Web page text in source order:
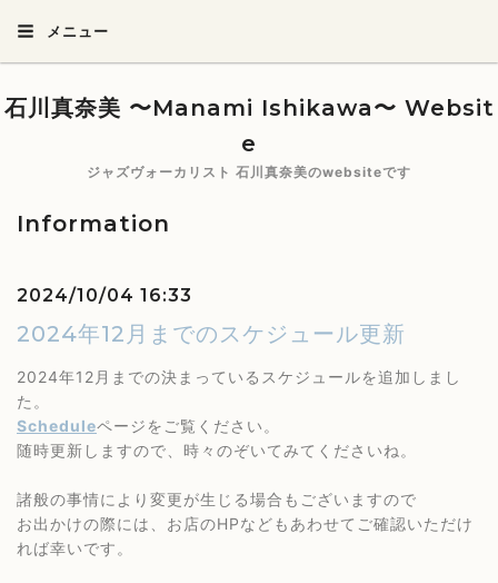
メニュー
石川真奈美 〜Manami Ishikawa〜 Websit
e
ジャズヴォーカリスト 石川真奈美のwebsiteです
Information
2024/10/04 16:33
2024年12月までのスケジュール更新
2024年12月までの決まっているスケジュールを追加しまし
た。
Scheduleページをご覧ください。
随時更新しますので、時々のぞいてみてくださいね。
諸般の事情により変更が生じる場合もございますので
お出かけの際には、お店のHPなどもあわせてご確認いただけ
れば幸いです。